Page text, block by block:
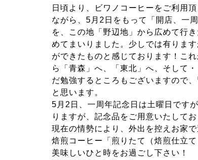
日頃より、ビワノコーヒーをご利用
ながら、5月2日をもって「開店、一
を、この地「野辺地」から広めて行
めてまいりました。少しでは有りま
ができたものと感じております！こ
ら「青森」へ、「東北」へ、そして
だ勉強するところもございますので
と思います。
5月2日、一周年記念日は土曜日です
りますが、記念品をご用意いたしてお
現在の情勢により、外出を控えお家
焙煎コーヒー「煎りたて（焙煎仕立
美味しいひと時をお過ごし下さい！